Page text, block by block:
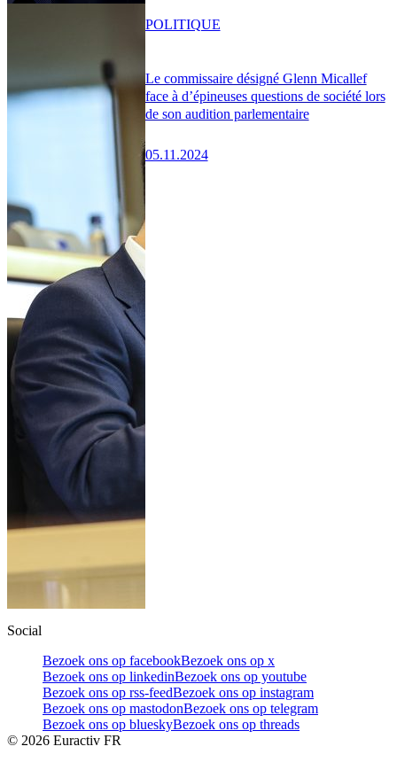
Le commissaire désigné Glenn Micallef
face à d’épineuses questions de société lors
de son audition parlementaire
05.11.2024
POLITIQUE
Social
Bezoek ons op facebookBezoek ons op x
Bezoek ons op linkedinBezoek ons op youtube
Bezoek ons op rss-feedBezoek ons op instagram
Bezoek ons op mastodonBezoek ons op telegram
Bezoek ons op blueskyBezoek ons op threads
© 2026 Euractiv FR